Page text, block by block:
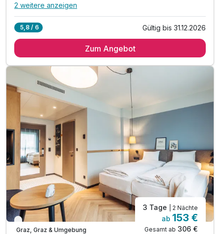
Alle Inklusivleistungen
4 x Genießer-Frühstücksbuffet
Tipp: Schlossbergbahn
Tipp: Uhrturm
Tipp: Murinsel Graz
2 weitere anzeigen
5,8 / 6 Gültig bis 31.12.2026
Zum Angebot
Verfügbar bis Dezember
Graz, Graz & Umgebung
3 Tage | 2 Nächte
ab 153 €
Gesamt ab 306 €